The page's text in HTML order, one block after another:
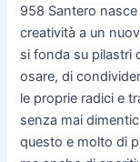
958 Santero
creatività a un
si fonda su pilastri
osare, di
le proprie radici e
senza mai
questo e molto di